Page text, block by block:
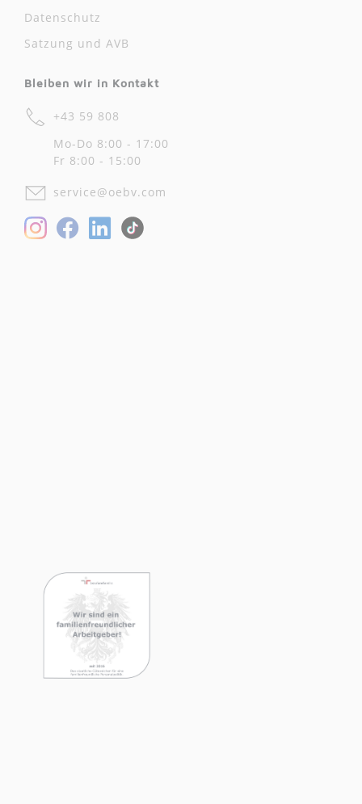
Datenschutz
Satzung und AVB
Bleiben wir in Kontakt
+43 59 808
Mo-Do 8:00 - 17:00
Fr 8:00 - 15:00
service@oebv.com
InstagramFacebookLinkedIn